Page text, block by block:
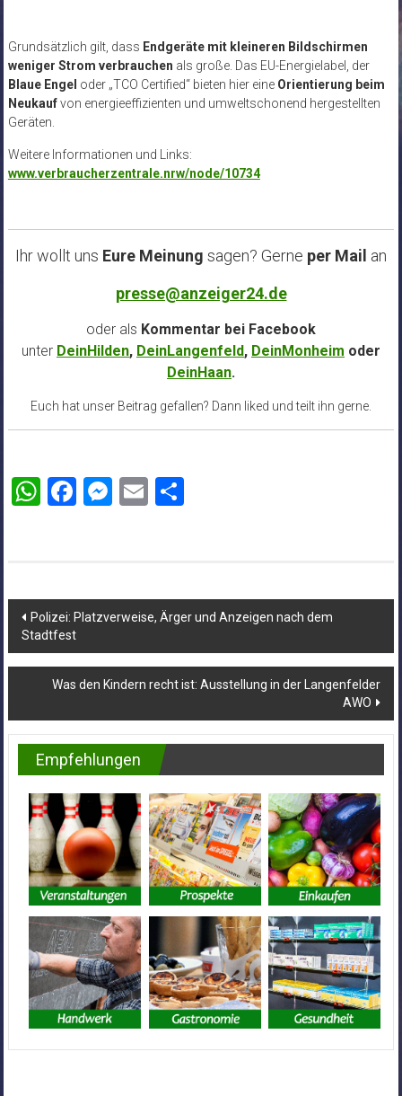
Grundsätzlich gilt, dass Endgeräte mit kleineren Bildschirmen
weniger Strom verbrauchen als große. Das EU-Energielabel, der
Blaue Engel oder „TCO Certified“ bieten hier eine Orientierung beim
Neukaufvon energieeffizienten und umweltschonend hergestellten
Geräten.
Weitere Informationen und Links:
www.verbraucherzentrale.nrw/node/10734
Ihr wollt uns Eure Meinung sagen? Gerne per Mail an
presse@anzeiger24.de
oder als Kommentar bei Facebook
unter DeinHilden, DeinLangenfeld, DeinMonheim oder
DeinHaan.
Euch hat unser Beitrag gefallen? Dann liked und teilt ihn gerne.
WhatsApp
Facebook
Messenger
EmailTeilen
Beitragsnavigation
Polizei: Platzverweise, Ärger und Anzeigen nach dem
Stadtfest
Was den Kindern recht ist: Ausstellung in der Langenfelder
AWO
Empfehlungen